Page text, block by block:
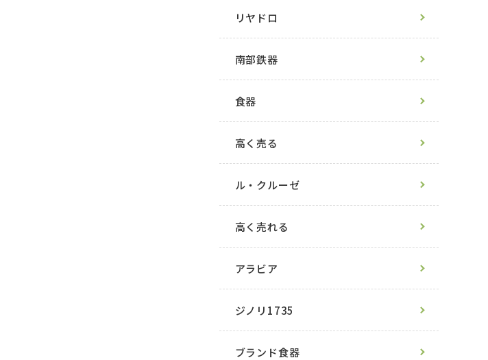
リヤドロ
南部鉄器
食器
高く売る
ル・クルーゼ
高く売れる
アラビア
ジノリ1735
ブランド食器